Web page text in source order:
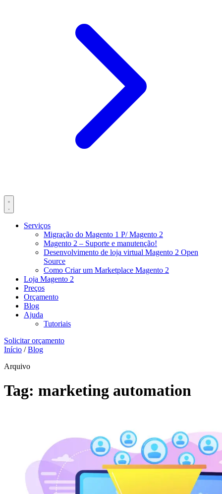
Serviços
Migração do Magento 1 P/ Magento 2
Magento 2 – Suporte e manutenção!
Desenvolvimento de loja virtual Magento 2 Open
Source
Como Criar um Marketplace Magento 2
Loja Magento 2
Preços
Orçamento
Blog
Ajuda
Tutoriais
Solicitar orçamento
Início / Blog
Arquivo
Tag: marketing automation